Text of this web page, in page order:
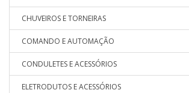
CHUVEIROS E TORNEIRAS
COMANDO E AUTOMAÇÃO
CONDULETES E ACESSÓRIOS
ELETRODUTOS E ACESSÓRIOS